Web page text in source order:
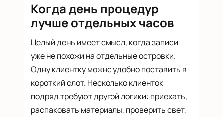
Когда день процедур
лучше отдельных часов
Целый день имеет смысл, когда записи
уже не похожи на отдельные островки.
Одну клиентку можно удобно поставить в
короткий слот. Несколько клиенток
подряд требуют другой логики: приехать,
распаковать материалы, проверить свет,